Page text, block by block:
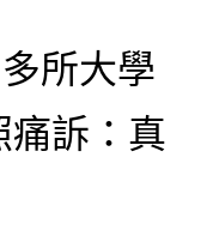
所大學
痛訴：真